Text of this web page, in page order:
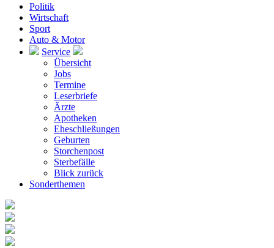
Politik
Wirtschaft
Sport
Auto & Motor
Service
Übersicht
Jobs
Termine
Leserbriefe
Ärzte
Apotheken
Eheschließungen
Geburten
Storchenpost
Sterbefälle
Blick zurück
Sonderthemen